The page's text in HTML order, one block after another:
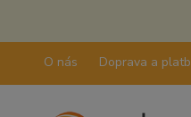
O nás Doprava a